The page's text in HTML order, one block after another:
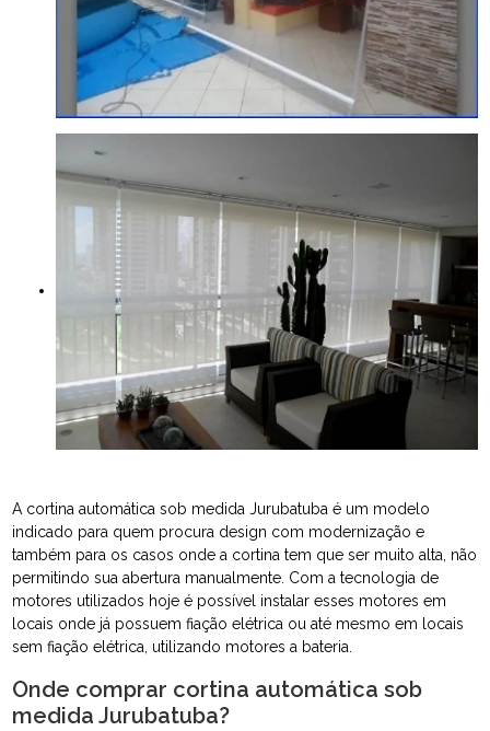
A cortina automática sob medida Jurubatuba é um modelo
indicado para quem procura design com modernização e
também para os casos onde a cortina tem que ser muito alta, não
permitindo sua abertura manualmente. Com a tecnologia de
motores utilizados hoje é possível instalar esses motores em
locais onde já possuem fiação elétrica ou até mesmo em locais
sem fiação elétrica, utilizando motores a bateria.
Onde comprar cortina automática sob
medida Jurubatuba?